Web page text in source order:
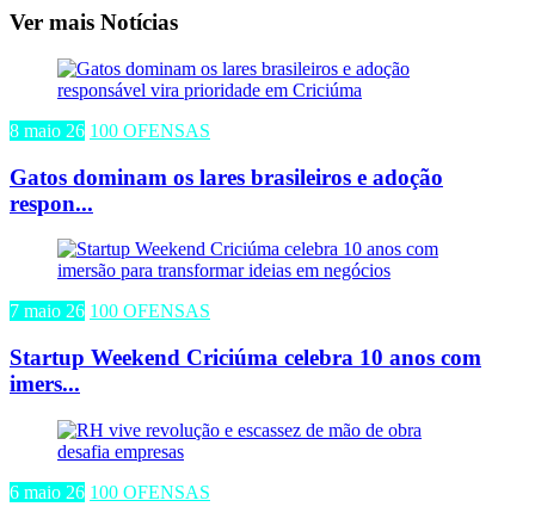
Ver mais Notícias
8 maio 26 100 OFENSAS
Gatos dominam os lares brasileiros e adoção
respon...
7 maio 26 100 OFENSAS
Startup Weekend Criciúma celebra 10 anos com
imers...
6 maio 26 100 OFENSAS